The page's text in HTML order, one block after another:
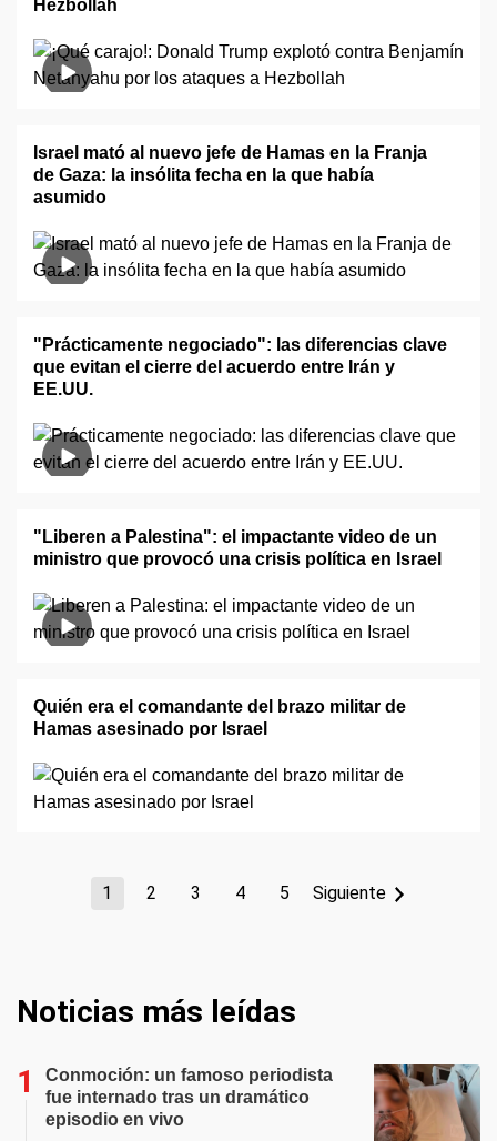
Hezbollah
Israel mató al nuevo jefe de Hamas en la Franja
de Gaza: la insólita fecha en la que había
asumido
"Prácticamente negociado": las diferencias clave
que evitan el cierre del acuerdo entre Irán y
EE.UU.
"Liberen a Palestina": el impactante video de un
ministro que provocó una crisis política en Israel
Quién era el comandante del brazo militar de
Hamas asesinado por Israel
1 2 3 4 5 Siguiente
Noticias más leídas
Conmoción: un famoso periodista
fue internado tras un dramático
episodio en vivo